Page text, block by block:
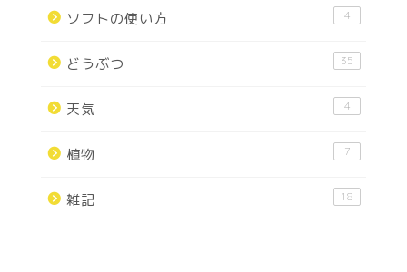
ソフトの使い方 4
どうぶつ 35
天気 4
植物 7
雑記 18